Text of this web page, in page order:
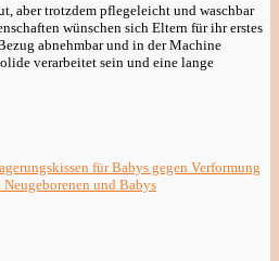
aber trotzdem pflegeleicht und waschbar
wünschen sich Eltern für ihr erstes
abnehmbar und in der Machine
verarbeitet sein und eine lange